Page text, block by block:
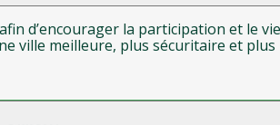
d’encourager la participation et le
ville meilleure, plus sécuritaire et